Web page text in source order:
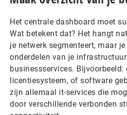
Het centrale dashboard moet
Wat betekent dat? Het hangt
je netwerk segmenteert, maar
onderdelen van je
businessservices. Bijvoorbeeld:
licentiesysteem, of software
zijn allemaal it-services die
door verschillende verbonden